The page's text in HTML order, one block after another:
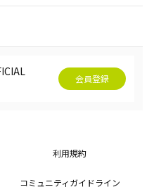
会員登録
利用規約
コミュニティガイドライン